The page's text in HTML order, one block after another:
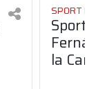
SPORT
Sport
la